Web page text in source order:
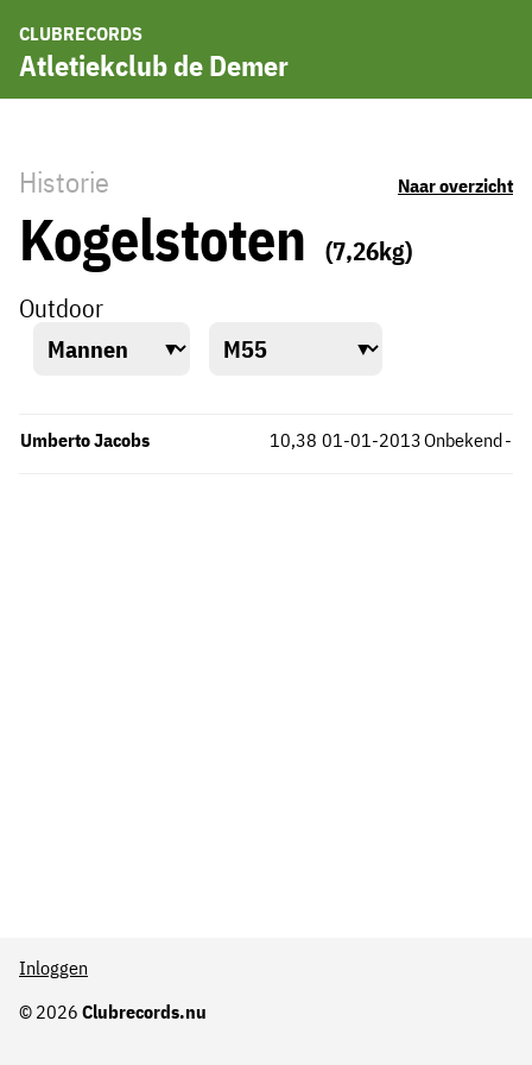
CLUBRECORDS
Atletiekclub de Demer
Historie Naar overzicht
Kogelstoten
(7,26kg)
Outdoor
Umberto Jacobs Onbekend
10,38 -
01-01-2013
© 2026 Clubrecords.nu
Inloggen